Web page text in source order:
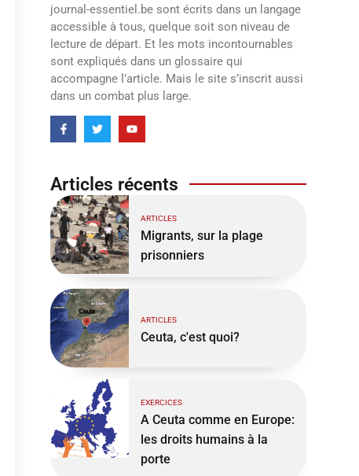
journal-essentiel.be sont écrits dans un langage
accessible à tous, quelque soit son niveau de
lecture de départ. Et les mots incontournables
sont expliqués dans un glossaire qui
accompagne l’article. Mais le site s’inscrit aussi
dans un combat plus large.
Articles récents
ARTICLES
Migrants, sur la plage
prisonniers
ARTICLES
Ceuta, c'est quoi?
EXERCICES
A Ceuta comme en Europe:
les droits humains à la
porte